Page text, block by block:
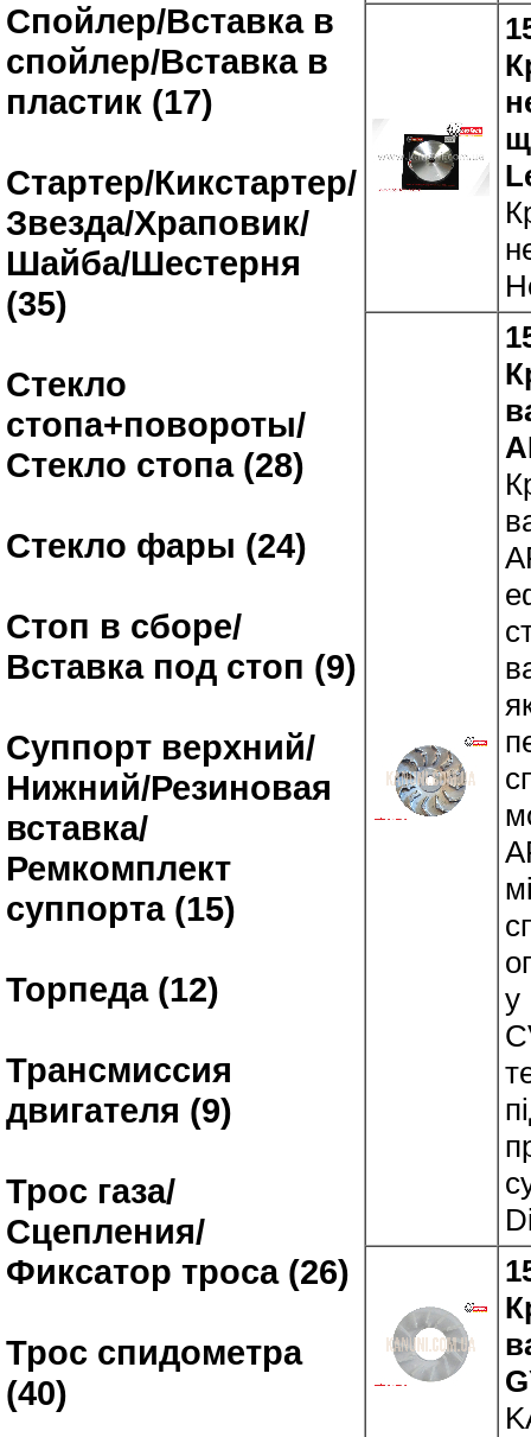
Спойлер/Вставка в
спойлер/Вставка в
пластик (17)
Стартер/Кикстартер/
Звезда/Храповик/
Шайба/Шестерня
(35)
Стекло
стопа+повороты/
Стекло стопа (28)
Стекло фары (24)
Стоп в сборе/
Вставка под стоп (9)
Суппорт верхний/
Нижний/Резиновая
вставка/
Ремкомплект
суппорта (15)
Торпеда (12)
Трансмиссия
двигателя (9)
Трос газа/
Сцепления/
Фиксатор троса (26)
Трос спидометра
(40)
у